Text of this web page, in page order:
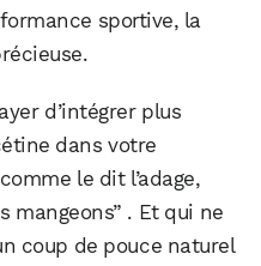
sportive, la
d’intégrer plus
dans votre
le dit l’adage,
mangeons” . Et qui ne
coup de pouce naturel